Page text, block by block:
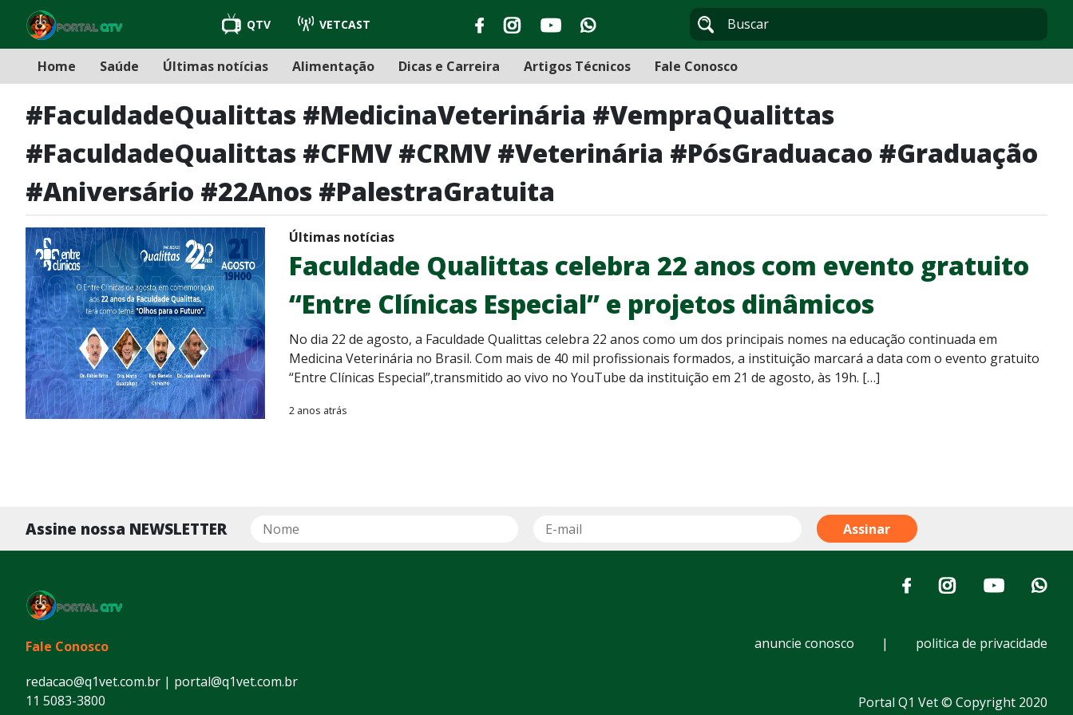
QTV VETCAST
Home Saúde Últimas notícias Alimentação Dicas e Carreira Artigos Técnicos Fale Conosco
#FaculdadeQualittas #MedicinaVeterinária #VempraQualittas
#FaculdadeQualittas #CFMV #CRMV #Veterinária #PósGraduacao #Graduação
#Aniversário #22Anos #PalestraGratuita
Últimas notícias
Faculdade Qualittas celebra 22 anos com evento gratuito
“Entre Clínicas Especial” e projetos dinâmicos
No dia 22 de agosto, a Faculdade Qualittas celebra 22 anos como um dos principais nomes na educação continuada em
Medicina Veterinária no Brasil. Com mais de 40 mil profissionais formados, a instituição marcará a data com o evento gratuito
“Entre Clínicas Especial”,transmitido ao vivo no YouTube da instituição em 21 de agosto, às 19h. […]
2 anos atrás
Assine nossa NEWSLETTER
Fale Conosco
redacao@q1vet.com.br | portal@q1vet.com.br
11 5083-3800
anuncie conosco | politica de privacidade
Portal Q1 Vet © Copyright 2020